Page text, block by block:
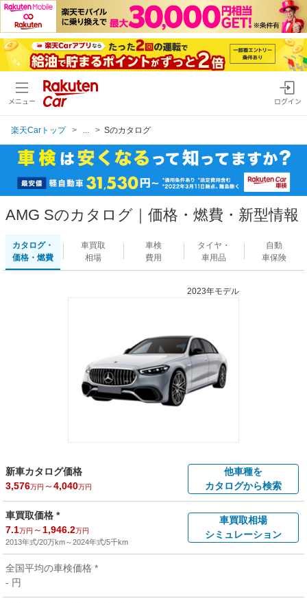
メニュー ログイン
楽天Carトップ Sのカタログ
AMG Sのカタログ｜価格・燃費・新型情報
カタログ・
価格・燃費
車買取
相場
車検
費用
タイヤ・
車用品
自動
車保険
2023年モデル
新車カタログ価格
3,576万円 ～4,040万円
他車種を
カタログから検索
車買取価格 *
7.1万円 ～ 1,946.2万円
2013年式/20万km～2024年式/5千km
車買取相場
シミュレーション
全国平均の車検価格 *
- 円